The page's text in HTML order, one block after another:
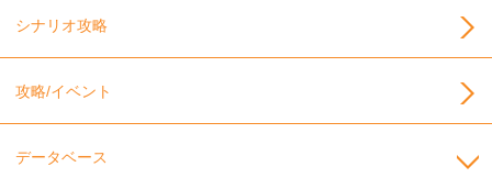
シナリオ攻略
攻略/イベント
データベース